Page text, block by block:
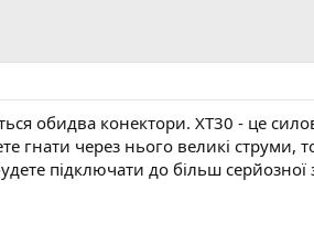
обидва конектори. XT30 - це
гнати через нього великі
підключати до більш